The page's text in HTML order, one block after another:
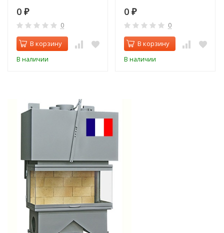
0 ₽
0
В корзину
В наличии
0 ₽
0
В корзину
В наличии